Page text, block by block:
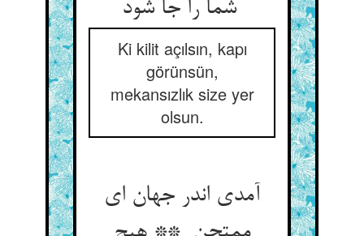
شما را جا شود
Ki kilit açılsın, kapı
görünsün,
mekansızlık size yer
olsun.
آمدی اندر جهان ای